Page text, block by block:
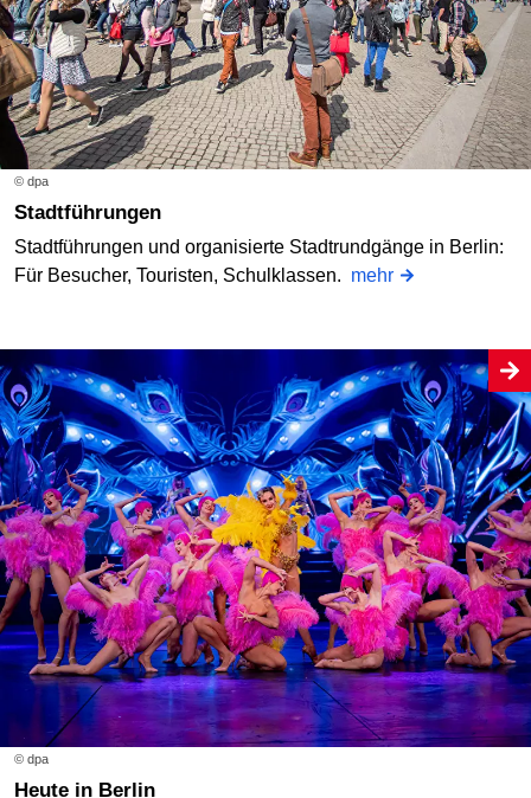
© dpa
Stadtführungen
Stadtführungen und organisierte Stadtrundgänge in Berlin:
Für Besucher, Touristen, Schulklassen. mehr
© dpa
Heute in Berlin